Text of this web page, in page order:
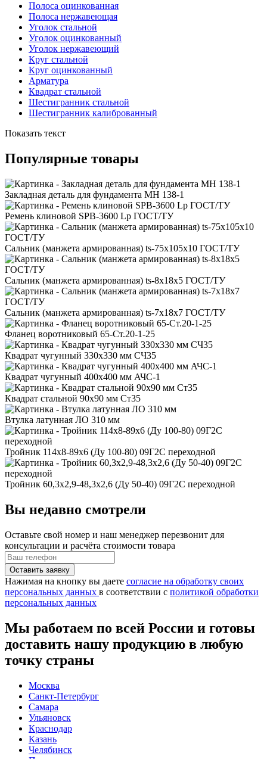
Полоса оцинкованная
Полоса нержавеющая
Уголок стальной
Уголок оцинкованный
Уголок нержавеющий
Круг стальной
Круг оцинкованный
Арматура
Квадрат стальной
Шестигранник стальной
Шестигранник калиброванный
Показать текст
Популярные товары
Закладная деталь для фундамента МН 138-1
Ремень клиновой SPB-3600 Lp ГОСТ/ТУ
Сальник (манжета армированная) ts-75x105x10 ГОСТ/ТУ
Сальник (манжета армированная) ts-8x18x5 ГОСТ/ТУ
Сальник (манжета армированная) ts-7x18x7 ГОСТ/ТУ
Фланец воротниковый 65-Ст.20-1-25
Квадрат чугунный 330x330 мм СЧ35
Квадрат чугунный 400x400 мм АЧС-1
Квадрат стальной 90x90 мм Ст35
Втулка латунная ЛО 310 мм
Тройник 114x8-89x6 (Ду 100-80) 09Г2С переходной
Тройник 60,3x2,9-48,3x2,6 (Ду 50-40) 09Г2С переходной
Вы недавно смотрели
Оставьте свой номер и наш менеджер перезвонит для
консультации и расчёта стоимости товара
Нажимая на кнопку вы даете согласие на обработку своих
персональных данных в соответствии с политикой обработки
персональных данных
Мы работаем по всей России и готовы
доставить нашу продукцию в любую
точку страны
Москва
Санкт-Петербург
Самара
Ульяновск
Краснодар
Казань
Челябинск